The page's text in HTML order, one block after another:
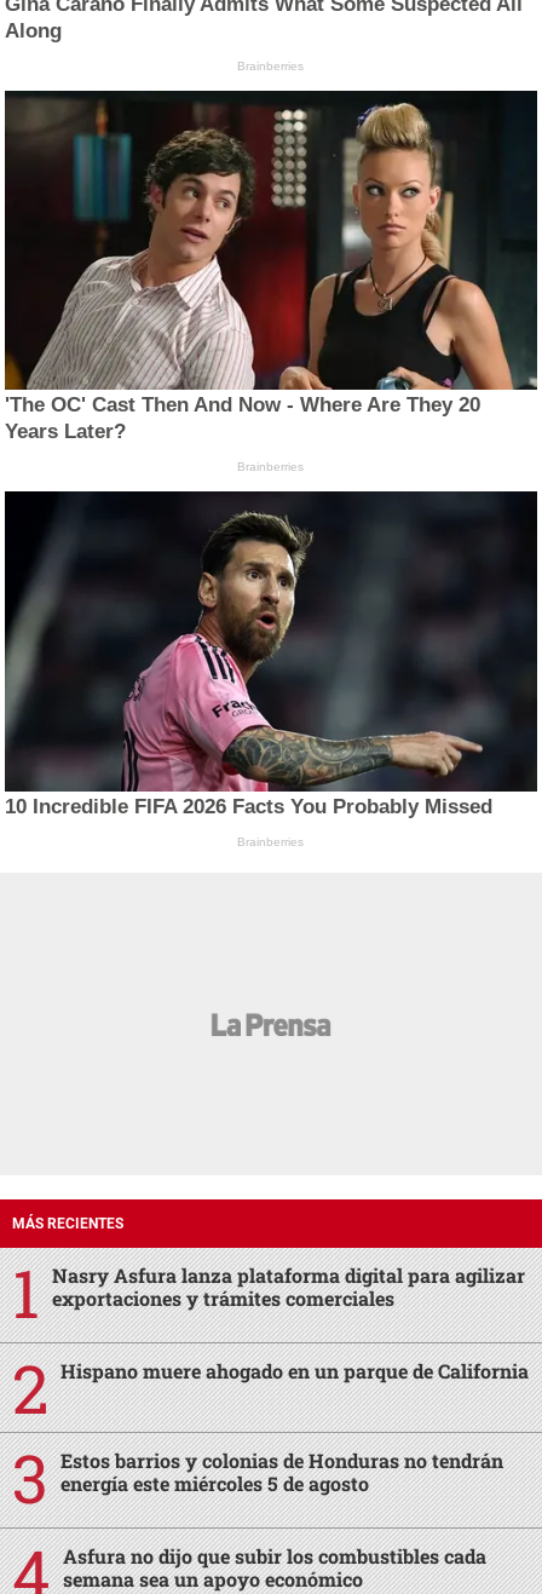
Gina Carano Finally Admits What Some Suspected All
Along
Brainberries
'The OC' Cast Then And Now - Where Are They 20
Years Later?
Brainberries
10 Incredible FIFA 2026 Facts You Probably Missed
Brainberries
MÁS RECIENTES
Nasry Asfura lanza plataforma digital para agilizar
exportaciones y trámites comerciales
Hispano muere ahogado en un parque de California
Estos barrios y colonias de Honduras no tendrán
energía este miércoles 5 de agosto
Asfura no dijo que subir los combustibles cada
semana sea un apoyo económico